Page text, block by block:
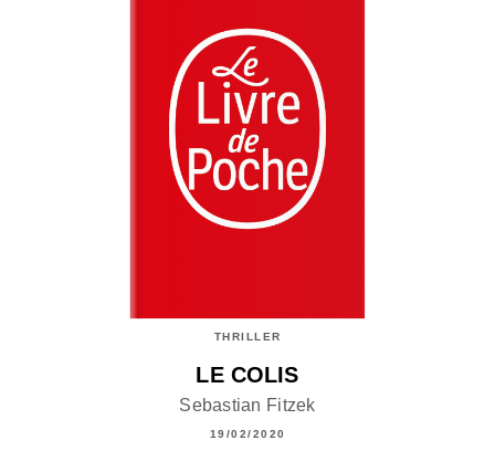
THRILLER
LE COLIS
Sebastian Fitzek
19/02/2020